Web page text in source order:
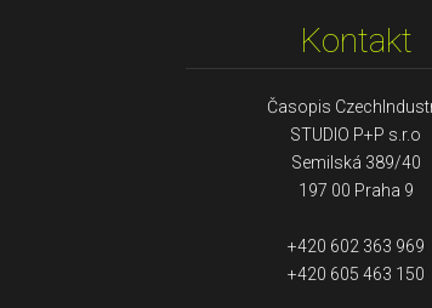
Kontakt
Časopis
STUDIO P+P s.r.o
Semilská 389/40
197 00 Praha 9
+420 602 363 969
+420 605 463 150